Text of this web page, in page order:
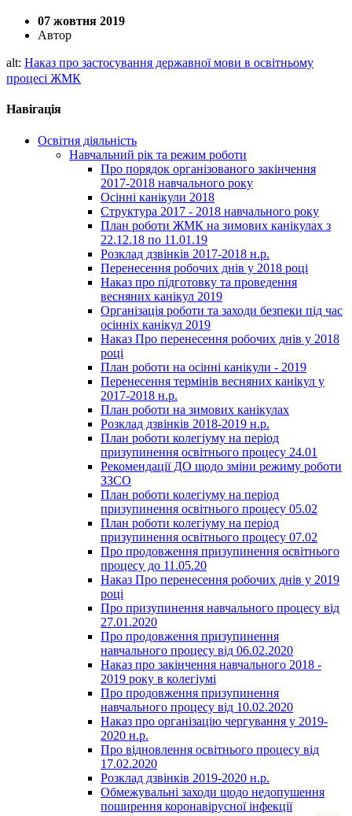
07 жовтня 2019
Автор
alt: Наказ про застосування державної мови в освітньому
процесі ЖМК
Навігація
Освітня діяльність
Навчальний рік та режим роботи
Про порядок організованого закінчення
2017-2018 навчального року
Осінні канікули 2018
Структура 2017 - 2018 навчального року
План роботи ЖМК на зимових канікулах з
22.12.18 по 11.01.19
Розклад дзвінків 2017-2018 н.р.
Перенесення робочих днів у 2018 році
Наказ про підготовку та проведення
весняних канікул 2019
Організація роботи та заходи безпеки під час
осінніх канікул 2019
Наказ Про перенесення робочих днів у 2018
році
План роботи на осінні канікули - 2019
Перенесення термінів весняних канікул у
2017-2018 н.р.
План роботи на зимових канікулах
Розклад дзвінків 2018-2019 н.р.
План роботи колегіуму на період
призупинення освітнього процесу 24.01
Рекомендації ДО щодо зміни режиму роботи
ЗЗСО
План роботи колегіуму на період
призупинення освітнього процесу 05.02
План роботи колегіуму на період
призупинення освітнього процесу 07.02
Про продовження призупинення освітнього
процесу до 11.05.20
Наказ Про перенесення робочих днів у 2019
році
Про призупинення навчального процесу від
27.01.2020
Про продовження призупинення
навчального процесу від 06.02.2020
Наказ про закінчення навчального 2018 -
2019 року в колегіумі
Про продовження призупинення
навчального процесу від 10.02.2020
Наказ про організацію чергування у 2019-
2020 н.р.
Про відновлення освітнього процесу від
17.02.2020
Розклад дзвінків 2019-2020 н.р.
Обмежувальні заходи щодо недопушення
поширення коронавірусної інфекції